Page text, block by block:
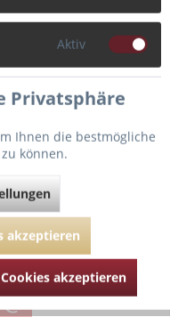
punch-70-D
Aktiv
Privatsphäre
Ihnen die bestmögliche
können.
akzeptieren
akzeptieren